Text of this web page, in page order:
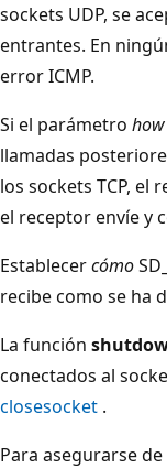
sockets UDP, se
entrantes. En
error ICMP.
Si el parámetro how
llamadas
los sockets TCP, el
el receptor envíe y
Establecercómo
recibe como se ha
La función
conectados al
closesocket .
Para asegurarse